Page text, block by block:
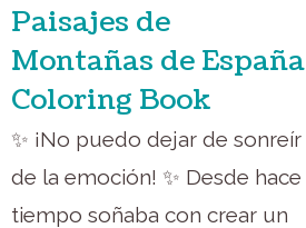
Paisajes de
Montañas de España
Coloring Book
✨ ¡No puedo dejar de sonreír
de la emoción! ✨ Desde hace
tiempo soñaba con crear un